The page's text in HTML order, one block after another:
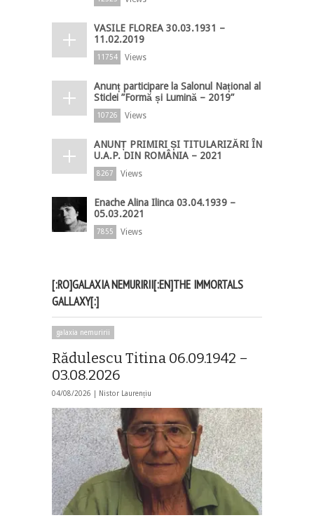
VASILE FLOREA 30.03.1931 –
11.02.2019
11754 Views
Anunț participare la Salonul Național al
Sticlei ”Formă și Lumină – 2019”
10726 Views
ANUNȚ PRIMIRI ȘI TITULARIZĂRI ÎN
U.A.P. DIN ROMÂNIA – 2021
8267 Views
Enache Alina Ilinca 03.04.1939 –
05.03.2021
7855 Views
[:RO]GALAXIA NEMURIRII[:EN]THE IMMORTALS
GALLAXY[:]
galaxia nemuririi
Rădulescu Titina 06.09.1942 –
03.08.2026
04/08/2026 | Nistor Laurențiu